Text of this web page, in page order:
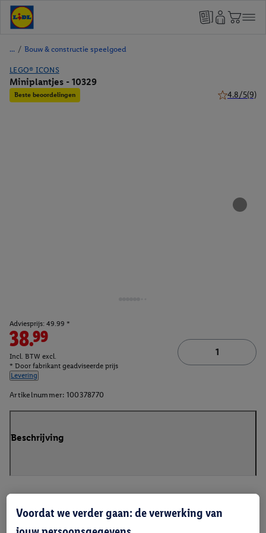
/ Bouw & constructie speelgoed
LEGO® ICONS
Miniplantjes - 10329
Beste beoordelingen 4.8/5(9)
Adviesprijs: 49.99 *
38.99
Incl. BTW excl.
* Door fabrikant geadviseerde prijs
Levering
Artikelnummer: 100378770
Beschrijving
Voordat we verder gaan: de verwerking van